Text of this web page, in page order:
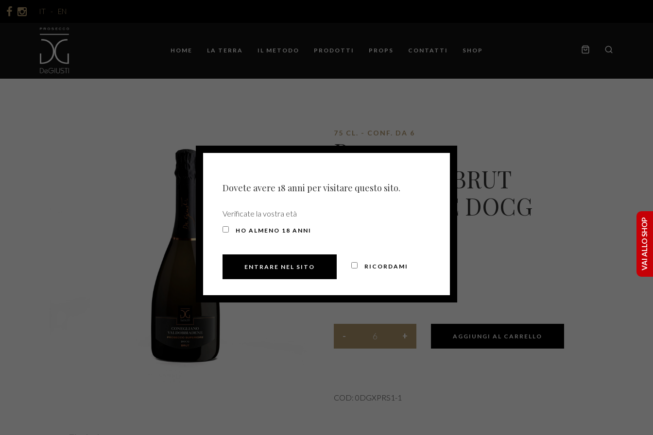
IT - EN
HOME LA TERRA IL METODO PRODOTTI PROPS CONTATTI SHOP
75 CL. - CONF. DA 6
Prosecco
DE GIUSTI BRUT
SUPERIORE DOCG
€ 14,00
AGGIUNGI AL CARRELLO
COD: 0DGXPRS1-1
Dovete avere 18 anni per visitare questo sito.
Verificate la vostra età
HO ALMENO 18 ANNI
RICORDAMI VAI ALLO SHOP